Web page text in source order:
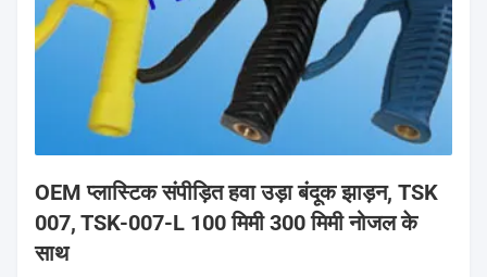
OEM प्लास्टिक संपीड़ित हवा उड़ा बंदूक झाड़न, TSK
007, TSK-007-L 100 मिमी 300 मिमी नोजल के
साथ